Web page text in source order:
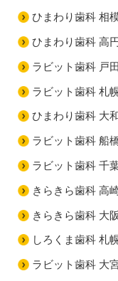
ひまわり歯科 相
ひまわり歯科 高
ラビット歯科 戸
ラビット歯科 札
ひまわり歯科 大
ラビット歯科 船
ラビット歯科 千
きらきら歯科 高
きらきら歯科 大
しろくま歯科 札
ラビット歯科 大